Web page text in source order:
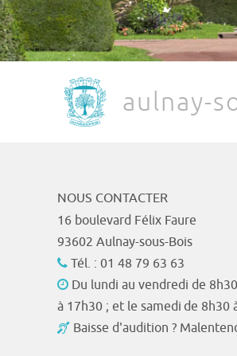
aulnay-
NOUS CONTACTER
16 boulevard Félix Faure
93602 Aulnay-sous-Bois
Tél. : 01 48 79 63 63
Du lundi au vendredi de
à 17h30 ; et le samedi de 8h30
Baisse d'audition ?